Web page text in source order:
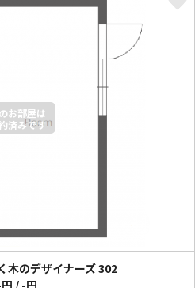
木のデザイナーズ302